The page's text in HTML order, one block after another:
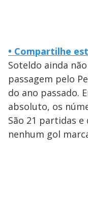
• Compartilhe
Soteldo ainda
passagem pelo
do ano passado.
absoluto, os
São 21 partidas
nenhum gol